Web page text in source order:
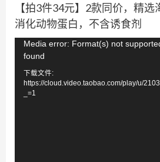
【拍3件34元】2款同价，精
消化动物蛋白，不含诱食剂
视
频
Media error: Format(s) not
found
下载文件:
https://cloud.video.taobao.com/play/u/
_=1